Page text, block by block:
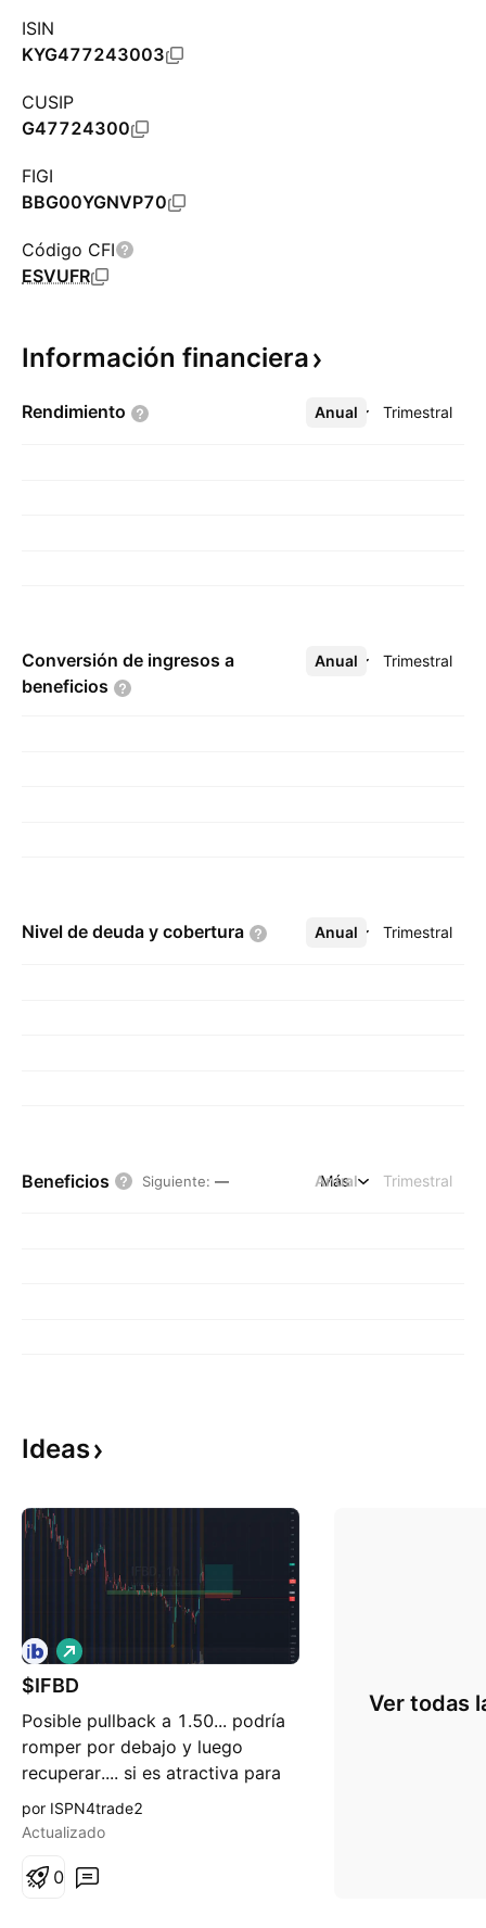
ISIN
KYG477243003
CUSIP
G47724300
FIGI
BBG00YGNVP70
Código CFI
ESVUFR
Información financiera
Rendimiento Anual Trimestral
Más
Conversión de ingresos a
beneficios
Anual Trimestral
Más
Nivel de deuda y cobertura Anual Trimestral
Más
Beneficios Siguiente: — Anual Trimestral
Más
Ideas
$IFBD
Posible pullback a 1.50... podría
romper por debajo y luego
recuperar.... si es atractiva para
compradores, dicho nivel es
donde espero verlos entrar....
L
a
r
o
por ISPN4trade2
Actualizado
0
Ver todas